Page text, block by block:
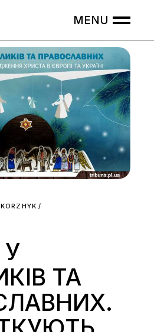
У
ТА